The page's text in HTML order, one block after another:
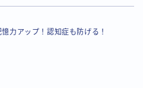
力アップ！認知症も防げる！